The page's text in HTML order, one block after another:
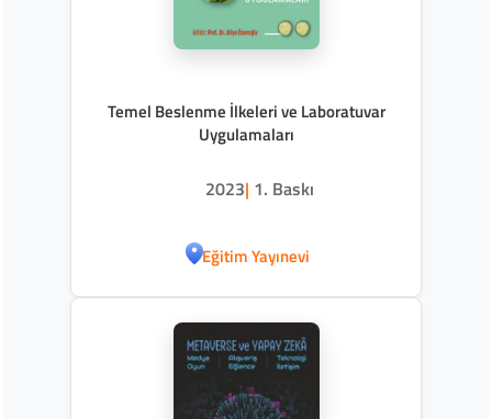
Temel Beslenme İlkeleri ve Laboratuvar
Uygulamaları
2023| 1. Baskı
Eğitim Yayınevi